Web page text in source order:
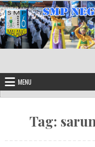
Skip to content
MENU
Tag: